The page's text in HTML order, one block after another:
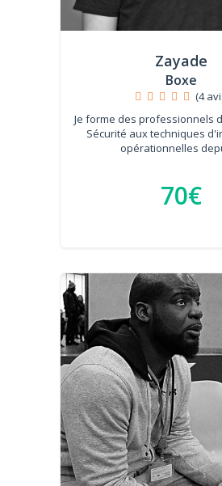
Zayade
Boxe
(4
Je forme des professionnels
Sécurité aux techniques
opérationnelles
70€